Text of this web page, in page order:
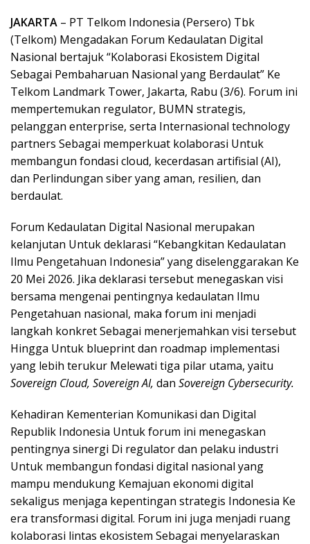
JAKARTA – PT Telkom Indonesia (Persero) Tbk
(Telkom) Mengadakan Forum Kedaulatan Digital
Nasional bertajuk “Kolaborasi Ekosistem Digital
Sebagai Pembaharuan Nasional yang Berdaulat” Ke
Telkom Landmark Tower, Jakarta, Rabu (3/6). Forum ini
mempertemukan regulator, BUMN strategis,
pelanggan enterprise, serta Internasional technology
partners Sebagai memperkuat kolaborasi Untuk
membangun fondasi cloud, kecerdasan artifisial (AI),
dan Perlindungan siber yang aman, resilien, dan
berdaulat.
Forum Kedaulatan Digital Nasional merupakan
kelanjutan Untuk deklarasi “Kebangkitan Kedaulatan
Ilmu Pengetahuan Indonesia” yang diselenggarakan Ke
20 Mei 2026. Jika deklarasi tersebut menegaskan visi
bersama mengenai pentingnya kedaulatan Ilmu
Pengetahuan nasional, maka forum ini menjadi
langkah konkret Sebagai menerjemahkan visi tersebut
Hingga Untuk blueprint dan roadmap implementasi
yang lebih terukur Melewati tiga pilar utama, yaitu
Sovereign Cloud, Sovereign AI, dan Sovereign Cybersecurity.
Kehadiran Kementerian Komunikasi dan Digital
Republik Indonesia Untuk forum ini menegaskan
pentingnya sinergi Di regulator dan pelaku industri
Untuk membangun fondasi digital nasional yang
mampu mendukung Kemajuan ekonomi digital
sekaligus menjaga kepentingan strategis Indonesia Ke
era transformasi digital. Forum ini juga menjadi ruang
kolaborasi lintas ekosistem Sebagai menyelaraskan